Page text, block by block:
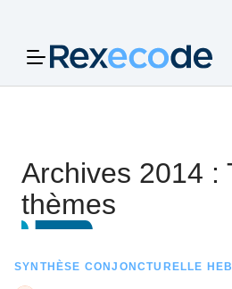
Archives 2014 :
thèmes
SYNTHÈSE CONJONCTURELLE